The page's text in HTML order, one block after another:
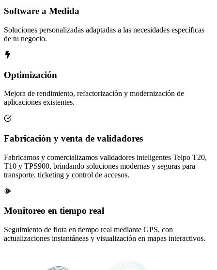
Software a Medida
Soluciones personalizadas adaptadas a las necesidades específicas
de tu negocio.
Optimización
Mejora de rendimiento, refactorización y modernización de
aplicaciones existentes.
Fabricación y venta de validadores
Fabricamos y comercializamos validadores inteligentes Telpo T20,
T10 y TPS900, brindando soluciones modernas y seguras para
transporte, ticketing y control de accesos.
Monitoreo en tiempo real
Seguimiento de flota en tiempo real mediante GPS, con
actualizaciones instantáneas y visualización en mapas interactivos.